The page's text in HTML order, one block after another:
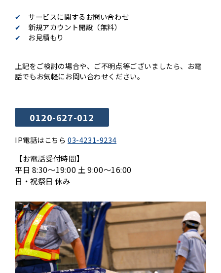
OCSについて
✔︎
サービスに関するお問い合わせ
✔︎
新規アカウント開設（無料）
✔︎
お見積もり
上記をご検討の場合や、ご不明点等ございましたら、お電
話でもお気軽にお問い合わせください。
0120-627-012
IP電話はこちら03-4231-9234
【お電話受付時間】
平日 8:30〜19:00 土 9:00〜16:00
日・祝祭日 休み